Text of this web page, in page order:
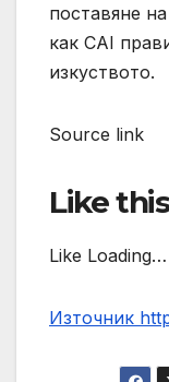
поставяне
как CAI
изкуството.
Source link
Like
Like Loading…
Източник